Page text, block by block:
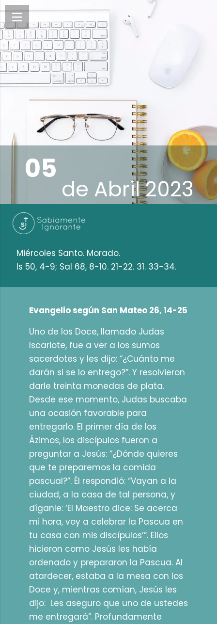
05
de Abril 2023
Miércoles Santo. Morado.
Is 50, 4-9; Sal 68, 8-10. 21-22. 31. 33-34.
Evangelio según San Mateo 26, 14-25
Uno de los Doce, llamado Judas
Iscariote, fue a ver a los sumos
sacerdotes y les dijo: “¿Cuánto me
darán si se lo entrego?”. Y resolvieron
darle treinta monedas de plata.
Desde ese momento, Judas buscaba
una ocasión favorable para
entregarlo. El primer día de los
Ázimos, los discípulos fueron a
preguntar a Jesús: “¿Dónde quieres
que te preparemos la comida
pascual?”. Él respondió: “Vayan a la
ciudad, a la casa de tal persona, y
díganle: ‘El Maestro dice: Se acerca
mi hora, voy a celebrar la Pascua en
tu casa con mis discípulos’”. Ellos
hicieron como Jesús les había
ordenado y prepararon la Pascua. Al
atardecer, estaba a la mesa con los
Doce y, mientras comían, Jesús les
dijo: Les aseguro que uno de ustedes
me entregará”. Profundamente